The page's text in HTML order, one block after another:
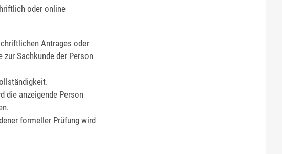
oder online
Antrages oder
Sachkunde der Person
die anzeigende Person
formeller Prüfung wird